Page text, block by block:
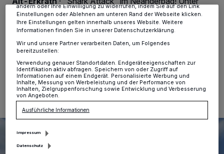
diesem Motto bietet das Schwimmbad in Erkrath zum
Ferienstart am Montag, 7. Juli, jede Menge Rutsch- und
Tobespaß rund um das Außenbecken.
23.06.2014 , 14:45 Uhr Eine Minute Lesezeit
ändern oder Ihre Einwilligung zu widerrufen, indem Sie auf den Link
Einstellungen oder Ablehnen am unteren Rand der Webseite klicken.
Ihre Einstellungen gelten innerhalb unseres Website. Weitere
Informationen finden Sie in unserer Datenschutzerklärung.
Wir und unsere Partner verarbeiten Daten, um Folgendes
bereitzustellen:
Verwendung genauer Standortdaten. Endgeräteeigenschaften zur
Identifikation aktiv abfragen. Speichern von oder Zugriff auf
Informationen auf einem Endgerät. Personalisierte Werbung und
Inhalte, Messung von Werbeleistung und der Performance von
Inhalten, Zielgruppenforschung sowie Entwicklung und Verbesserung
von Angeboten.
Ausführliche Informationen
Impressum
Datenschutz